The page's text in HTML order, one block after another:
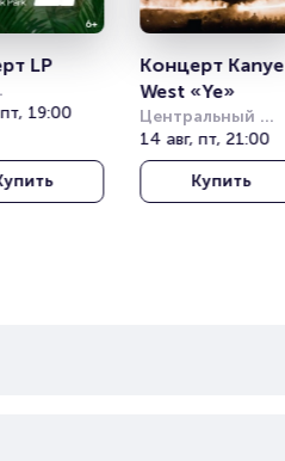
LP
19:00
Концерт Kanye
West «Ye»
Центральный
стадион Алматы
14 авг, пт, 21:00
Купить